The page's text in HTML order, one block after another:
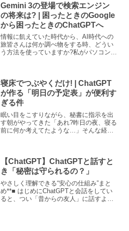
Gemini 3の登場で検索エンジン
の将来は? | 困ったときのGoogle
から困ったときのChatGPTへ
情報に飢えていた時代から、AI時代への
旅皆さんは何か調べ物をする時、どうい
う方法を使っていますか?私がパソコン通
かりのニフティサーブ...
寝床でつぶやくだけ! | ChatGPT
が作る「明日の予定表」が便利す
ぎる件
眠い目をこすりながら、秘書に指示を出
す朝がやってきた「あれ?昨日の夜、寝る
前に何か考えてたような…」そんな経
くる。でも朝になると忘れ...
【ChatGPT】ChatGPTと話すと
き「秘密は守られるの？」
やさしく理解できる“安心の仕組み”まと
め**■ はじめにChatGPTと会話をしてい
ると、つい「昔からの友人」に話すよう